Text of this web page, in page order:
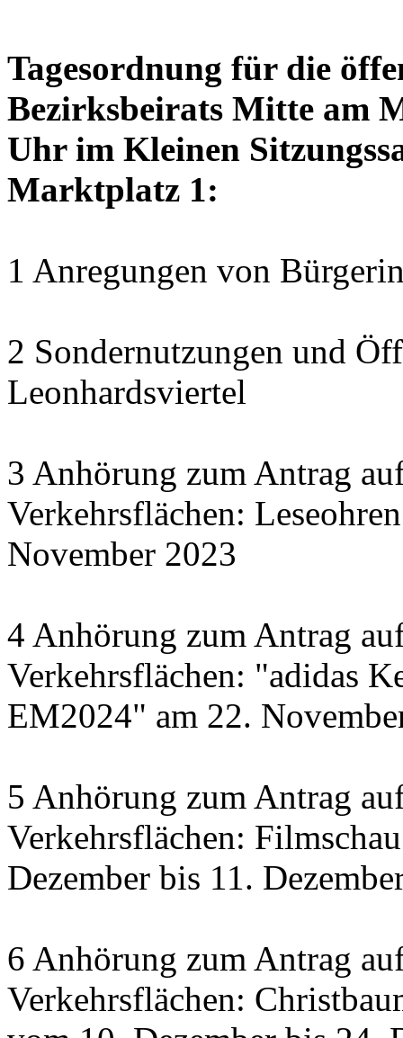
Tagesordnung für die
Bezirksbeirats Mitte am
Uhr im Kleinen
Marktplatz 1:
1 Anregungen von
2 Sondernutzungen und
Leonhardsviertel
3 Anhörung zum Antrag
Verkehrsflächen:
November 2023
4 Anhörung zum Antrag
Verkehrsflächen: "adidas
EM2024" am 22.
5 Anhörung zum Antrag
Verkehrsflächen:
Dezember bis 11.
6 Anhörung zum Antrag
Verkehrsflächen: